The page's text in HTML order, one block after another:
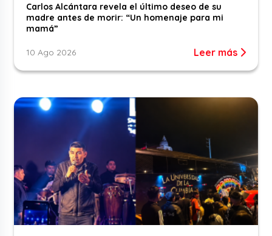
Carlos Alcántara revela el último deseo de su
madre antes de morir: “Un homenaje para mi
mamá”
10 Ago 2026 Leer más